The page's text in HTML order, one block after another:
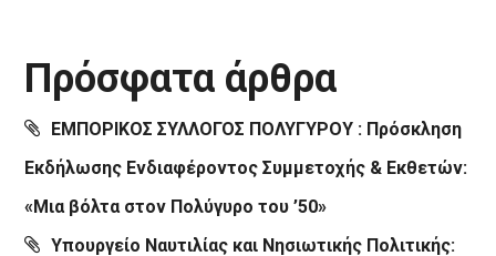
Πρόσφατα άρθρα
ΕΜΠΟΡΙΚΟΣ ΣΥΛΛΟΓΟΣ ΠΟΛΥΓΥΡΟΥ : Πρόσκληση
Εκδήλωσης Ενδιαφέροντος Συμμετοχής & Εκθετών:
«Μια βόλτα στον Πολύγυρο του ’50»
Υπουργείο Ναυτιλίας και Νησιωτικής Πολιτικής: